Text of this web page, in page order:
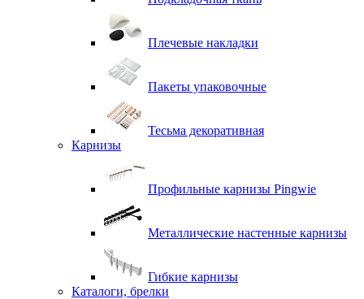
Плечевые накладки
Пакеты упаковочные
Тесьма декоративная
Карнизы
Профильные карнизы Pingwie
Металлические настенные карнизы
Гибкие карнизы
Каталоги, брелки